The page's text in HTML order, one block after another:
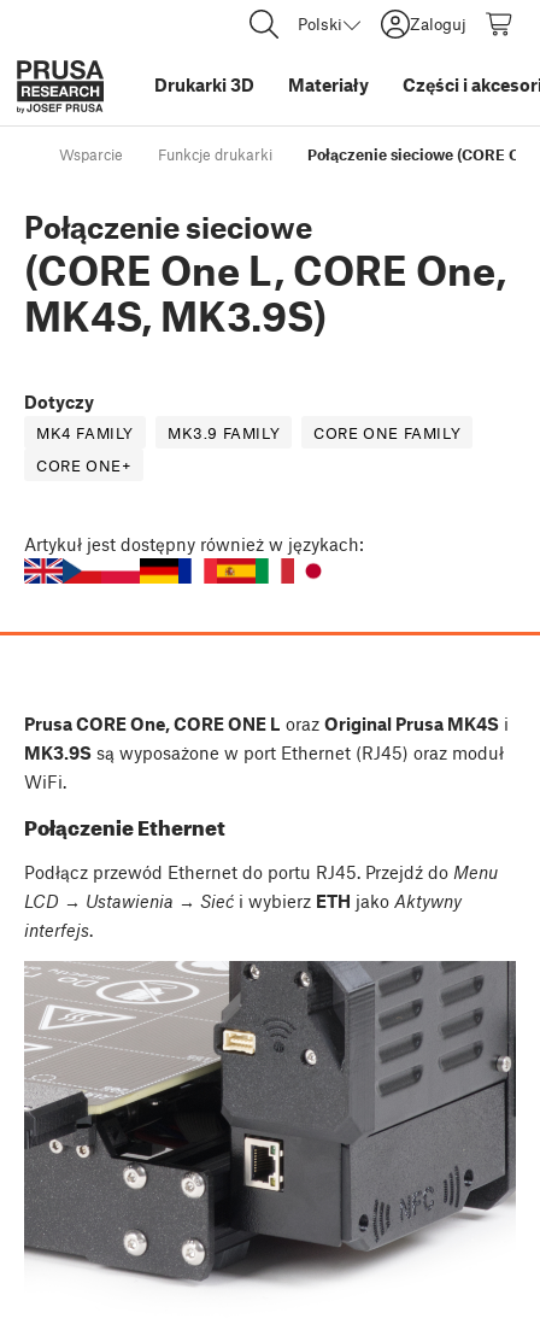
Polski Zaloguj
Drukarki 3D Materiały Części i
Wsparcie Funkcje drukarki Połączenie sieciowe (CORE
Połączenie sieciowe
(CORE One L, CORE One,
MK4S, MK3.9S)
Dotyczy
MK4 FAMILY MK3.9 FAMILY
CORE ONE FAMILY
CORE ONE+
Artykuł jest dostępny również w językach:
Prusa CORE One, CORE ONE L oraz Original Prusa MK4S i
MK3.9S są wyposażone w port Ethernet (RJ45) oraz moduł
WiFi.
Połączenie Ethernet
Podłącz przewód Ethernet do portu RJ45. Przejdź do Menu
LCD → Ustawienia → Sieć i wybierz ETH jako Aktywny
interfejs.